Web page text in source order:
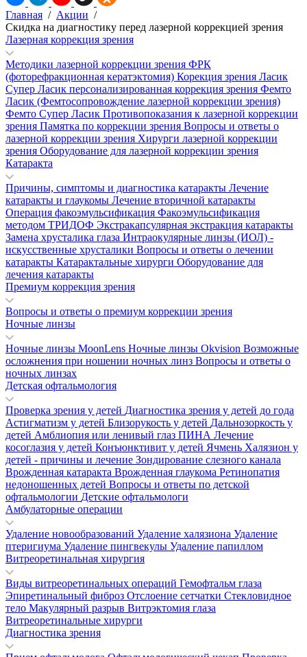
Главная / Акции /
Скидка на диагностику перед лазерной коррекцией зрения
Лазерная коррекция зрения
Методики лазерной коррекции зрения ФРК
(фоторефракционная кератэктомия) Корекция зрения Ласик
Супер Ласик персонализированная коррекция зрения Фемто
Ласик (Фемтосопровождение лазерной коррекции зрения)
Фемто Супер Ласик Противопоказания к лазерной коррекции
зрения Памятка по коррекции зрения Вопросы и ответы о
лазерной коррекции зрения Хирурги лазерной коррекции
зрения Оборудование для лазерной коррекции зрения
Катаракта
Причины, симптомы и диагностика катаракты Лечение
катаракты и глаукомы Лечение вторичной катаракты
Операция факоэмульсификация Факоэмульсификация
методом ТРИДОФ Экстракапсулярная экстракция катаракты
Замена хрусталика глаза Интраокулярные линзы (ИОЛ) -
искусственные хрусталики Вопросы и ответы о лечении
катаракты Катарактальные хирурги Оборудование для
лечения катаракты
Премиум коррекция зрения
Вопросы и ответы о премиум коррекции зрения
Ночные линзы
Ночные линзы MoonLens Ночные линзы Okvision Возможные
осложнения при ношении ночных линз Вопросы и ответы о
ночных линзах
Детская офтальмология
Проверка зрения у детей Диагностика зрения у детей до года
Астигматизм у детей Близорукость у детей Дальнозоркость у
детей Амблиопия или ленивый глаз ПИНА Лечение
косоглазия у детей Конъюнктивит у детей Ячмень Халязион у
детей - причины и лечение Зондирование слезного канала
Врожденная катаракта Врожденная глаукома Ретинопатия
недоношенных детей Вопросы и ответы по детской
офтальмологии Детские офтальмологи
Амбулаторные операции
Удаление новообразований Удаление халязиона Удаление
птеригиума Удаление пингвекулы Удаление папиллом
Витреоретинальная хирургия
Виды витреоретинальных операций Гемофтальм глаза
Эпиретинальный фиброз Отслоение сетчатки Стекловидное
тело Макулярный разрыв Витрэктомия глаза
Витреоретинальные хирурги
Диагностика зрения